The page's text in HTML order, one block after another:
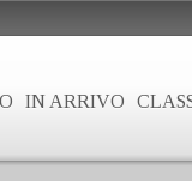
IN ARRIVO